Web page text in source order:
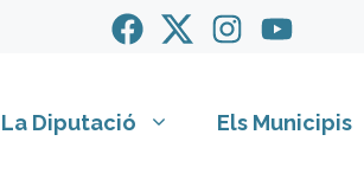
La Diputació Els Municipis